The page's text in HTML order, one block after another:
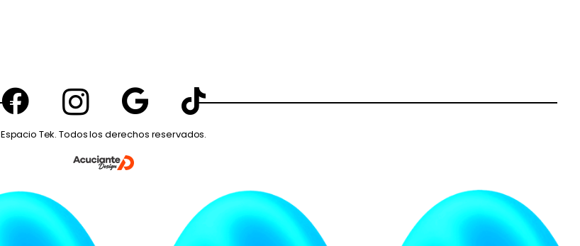
Espacio Tek. Todos los derechos reservados.